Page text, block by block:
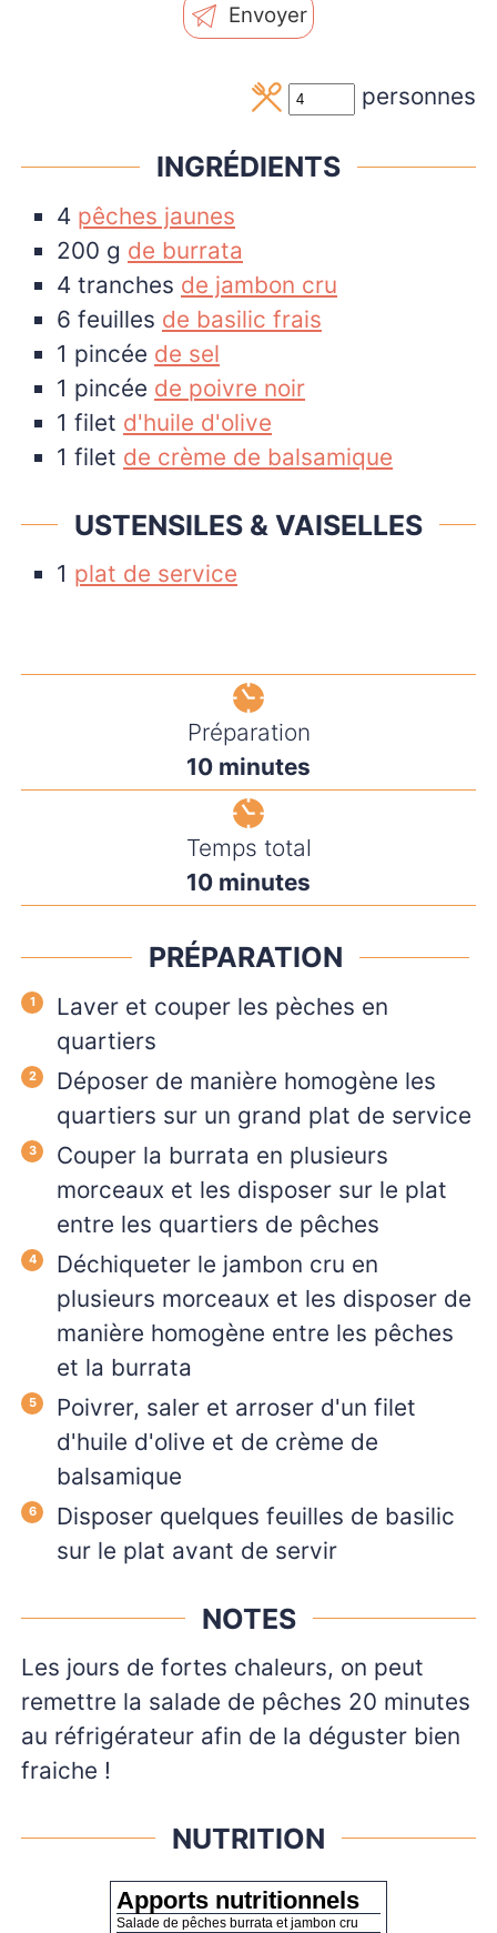
Envoyer
personnes
INGRÉDIENTS
4 pêches jaunes
200 g de burrata
4 tranches de jambon cru
6 feuilles de basilic frais
1 pincée de sel
1 pincée de poivre noir
1 filet d'huile d'olive
1 filet de crème de balsamique
USTENSILES & VAISELLES
1 plat de service
Préparation
10minutes
minutes
Temps total
10minutes
minutes
PRÉPARATION
Laver et couper les pèches en
quartiers
Déposer de manière homogène les
quartiers sur un grand plat de service
Couper la burrata en plusieurs
morceaux et les disposer sur le plat
entre les quartiers de pêches
Déchiqueter le jambon cru en
plusieurs morceaux et les disposer de
manière homogène entre les pêches
et la burrata
Poivrer, saler et arroser d'un filet
d'huile d'olive et de crème de
balsamique
Disposer quelques feuilles de basilic
sur le plat avant de servir
NOTES
Les jours de fortes chaleurs, on peut
remettre la salade de pêches 20 minutes
au réfrigérateur afin de la déguster bien
fraiche !
NUTRITION
Apports nutritionnels
Salade de pêches burrata et jambon cru